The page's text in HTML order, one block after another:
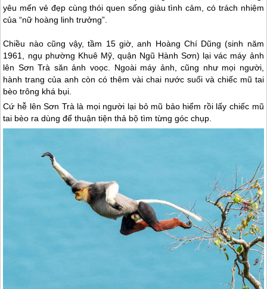
yêu mến vẻ đẹp cùng thói quen sống giàu tình cảm, có trách nhiệm
của “nữ hoàng linh trưởng”.
Chiều nào cũng vậy, tầm 15 giờ, anh Hoàng Chí Dũng (sinh năm
1961, ngụ phường Khuê Mỹ, quận Ngũ Hành Sơn) lại vác máy ảnh
lên Sơn Trà săn ảnh voọc. Ngoài máy ảnh, cũng như mọi người,
hành trang của anh còn có thêm vài chai nước suối và chiếc mũ tai
bèo trông khá bụi.
Cứ hễ lên Sơn Trà là mọi người lại bỏ mũ bảo hiểm rồi lấy chiếc mũ
tai bèo ra dùng để thuận tiện thả bộ tìm từng góc chụp.